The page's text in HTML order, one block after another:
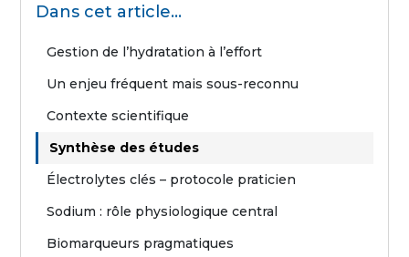
Dans cet article…
Gestion de l’hydratation à l’effort
Un enjeu fréquent mais sous-reconnu
Contexte scientifique
Synthèse des études
Électrolytes clés – protocole praticien
Sodium : rôle physiologique central
Biomarqueurs pragmatiques